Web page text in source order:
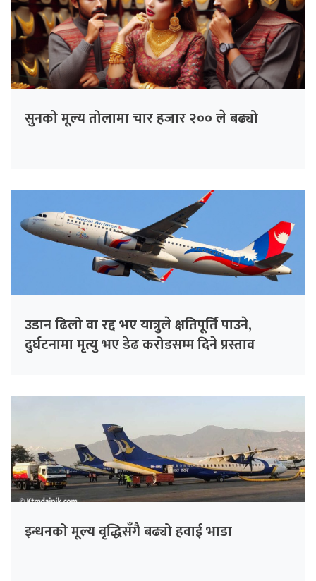
सुनको मूल्य तोलामा चार हजार २०० ले बढ्यो
उडान ढिलो वा रद्द भए यात्रुले क्षतिपूर्ति पाउने,
दुर्घटनामा मृत्यु भए डेढ करोडसम्म दिने प्रस्ताव
इन्धनको मूल्य वृद्धिसँगै बढ्यो हवाई भाडा